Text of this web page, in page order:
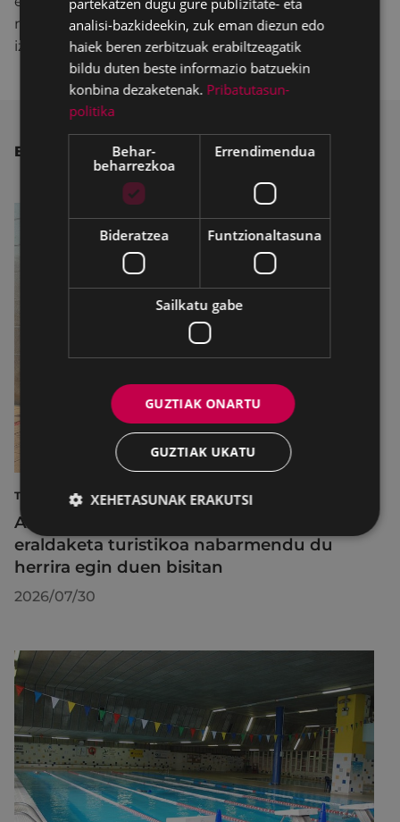
makinak utzi dizkiote eta horien bidez lortu ahal
izango diren maskarilla sortak prestatu dituzte.
BESTE ALBISTE BATZUK
TURISMOA
Azahara Dominguez diputatuak Eibarko
eraldaketa turistikoa nabarmendu du
herrira egin duen bisitan
2026/07/30
analisi-bazkideekin, zuk eman diezun edo
haiek beren zerbitzuak erabiltzeagatik
bildu duten beste informazio batzuekin
konbina dezaketenak. Pribatutasun-
politika
Behar-
beharrezkoa
Errendimendua
Bideratzea Funtzionaltasuna
Sailkatu gabe
GUZTIAK ONARTU
GUZTIAK UKATU
XEHETASUNAK ERAKUTSI